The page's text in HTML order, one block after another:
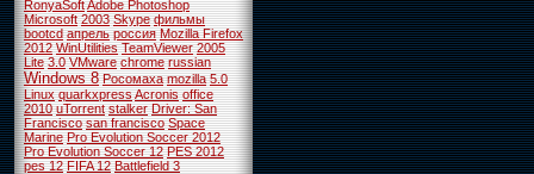
RonyaSoftAdobe Photoshop
Microsoft 2003 Skype фильмы
bootcd апрель россия Mozilla Firefox
2012 WinUtilities TeamViewer 2005
Lite 3.0 VMware chrome russian
Windows 8 Росомаха mozilla 5.0
Linux quarkxpressAcronis office
2010 uTorrent stalker Driver: San
Francisco san francisco Space
Marine Pro Evolution Soccer 2012
Pro Evolution Soccer 12 PES 2012
pes 12 FIFA 12 Battlefield 3